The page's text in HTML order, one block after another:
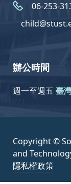
06-253-
辦公時間
週一至週五 臺
Copyright ©
and
隱私權政策